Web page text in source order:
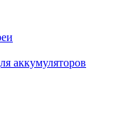
аккумуляторов